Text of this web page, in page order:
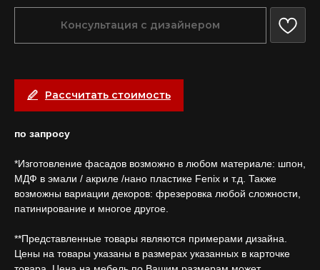
Консультация с дизайнером
Рассчитать стоимость
по запросу
*Изготовление фасадов возможно в любом материале: шпон,
МДФ в эмали / акриле /нано пластике Fenix и т.д. Также
возможны вариации декоров: фрезеровка любой сложности,
патинирование и многое другое.
**Представленные товары являются примерами дизайна.
Цены на товары указаны в размерах указанных в карточке